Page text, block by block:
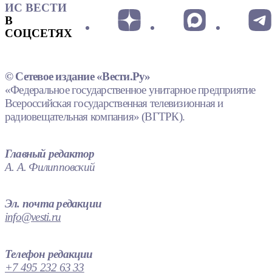
ИС ВЕСТИ
В
СОЦСЕТЯХ
© Сетевое издание «Вести.Ру»
«Федеральное государственное унитарное предприятие
Всероссийская государственная телевизионная и
радиовещательная компания» (ВГТРК).
Главный редактор
А. А. Филипповский
Эл. почта редакции
info@vesti.ru
Телефон редакции
+7 495 232 63 33